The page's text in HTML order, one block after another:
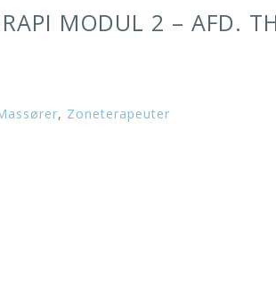
MODUL 2 – AFD.
, Zoneterapeuter